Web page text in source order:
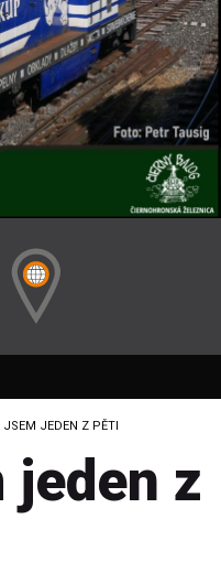
JSEM JEDEN Z PĚTI
jeden z